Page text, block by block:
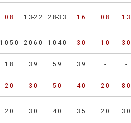
0.8 1.3-2.2 2.8-3.3 1.6 0.8 1.3
1.0-5.0 2.0-6.0 1.0-4.0 3.0 1.0 3.0
1.8 3.9 5.9 3.9 - -
2.0 3.0 5.0 4.0 2.0 8.0
2.0 3.0 4.0 3.5 2.0 3.0